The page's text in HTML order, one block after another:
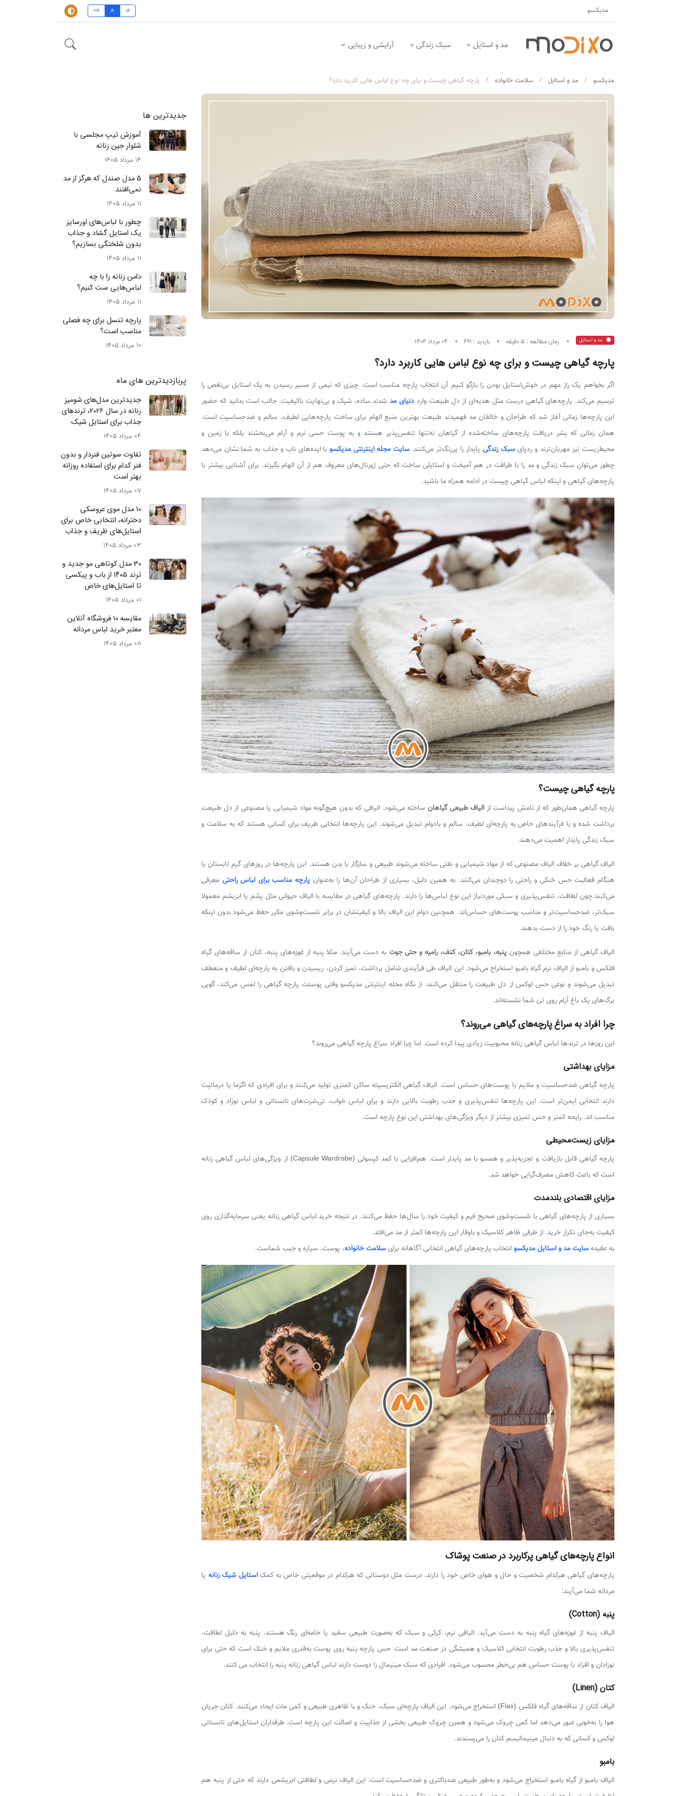
مدیکسو A-
A
A+
مد و استایل سبک زندگی آرایشی و زیبایی
مدیکسو مد و استایل سلامت خانواده پارچه گیاهی چیست و برای چه نوع لباس هایی کاربرد دارد؟
مد و استایل زمان مطالعه : 5 دقیقه بازدید : 691
پارچه گیاهی چیست و برای چه نوع لباس هایی کاربرد دارد؟
اگر بخواهم یک راز مهم در خوش‌استایل بودن را بازگو کنیم آن انتخاب پارچه مناسب است. چیزی که نیمی از مسیر رسیدن به یک استایل بی‌نقص را
ترسیم می‌کند. پارچه‌های گیاهی درست مثل هدیه‌ای از دل طبیعت وارد دنیای مدشدند.ساده، شیک و بی‌نهایت باکیفیت. جالب است بدانید که حضور
این پارچه‌ها زمانی آغاز شد که طراحان و خالقان مد فهمیدند طبیعت بهترین منبع الهام برای ساخت پارچه‌هایی لطیف، سالم و ضدحساسیت است.
همان زمانی که بشر دریافت پارچه‌های ساخته‌شده از گیاهان نه‌تنها تنفس‌پذیر هستند و به پوست حسی نرم و آرام می‌بخشند بلکه با زمین و
محیط‌زیست نیز مهربان‌ترند و ردپایسبک زندگیپایدار را پررنگ‌تر می‌کنند.سایت مجله اینترنتی مدیکسو با ایده‌های ناب و جذاب به شما نشان می‌دهد
چطور می‌توان سبک زندگی و مد را با ظرافت در هم آمیخت و استایلی ساخت که حتی ژورنال‌های معروف هم از آن الهام بگیرند. برای آشنایی بیشتر با
پارچه‌های گیاهی و اینکه لباس گیاهی چیست در ادامه همراه ما باشید.
پارچه گیاهی چیست؟
پارچه گیاهی همان‌طور که از نامش پیداست از الیاف طبیعی گیاهان ساخته می‌شود. الیافی که بدون هیچ‌گونه مواد شیمیایی یا مصنوعی از دل طبیعت
برداشت شده و با فرآیندهای خاص به پارچه‌ای لطیف، سالم و بادوام تبدیل می‌شوند. این پارچه‌ها انتخابی ظریف برای کسانی هستند که به سلامت و
سبک زندگی پایدار اهمیت می‌دهند.
الیاف گیاهی بر خلاف الیاف مصنوعی که از مواد شیمیایی و نفتی ساخته می‌شوند طبیعی و سازگار با بدن هستند. این پارچه‌ها در روزهای گرم تابستان یا
هنگام فعالیت حس خنکی و راحتی را دوچندان می‌کنند. به همین دلیل، بسیاری از طراحان آن‌ها را به‌عنوان پارچه مناسب برای لباس راحتی معرفی
می‌کنند.چون لطافت، تنفس‌پذیری و سبکی موردنیاز این نوع لباس‌ها را دارند. پارچه‌های گیاهی در مقایسه با الیاف حیوانی مثل پشم یا ابریشم معمولا
سبک‌تر، ضدحساسیت‌تر و مناسب پوست‌های حساس‌اند. همچنین دوام این الیاف بالا و کیفیتشان در برابر شست‌وشوی مکرر حفظ می‌شود بدون اینکه
بافت یا رنگ خود را از دست بدهند.
الیاف گیاهی از منابع مختلفی همچون پنبه، بامبو، کتان، کنف، رامیه و حتی جوت به دست می‌آیند. مثلا پنبه از غوزه‌های پنبه، کتان از ساقه‌های گیاه
فلکس و بامبو از الیاف نرم گیاه بامبو استخراج می‌شود. این الیاف طی فرآیندی شامل برداشت، تمیز کردن، ریسیدن و بافتن به پارچه‌ای لطیف و منعطف
تبدیل می‌شوند و نوعی حس لوکس از دل طبیعت را منتقل می‌کنند. از نگاه مجله اینترنتی مدیکسو وقتی پوستت پارچه گیاهی را لمس می‌کند، گویی
برگ‌های یک باغ آرام روی تن شما نشسته‌اند.
چرا افراد به سراغ پارچه‌های گیاهی می‌روند؟
این روزها در ترندها لباس گیاهی زنانه محبوبیت زیادی پیدا کرده است. اما چرا افراد سراغ پارچه گیاهی می‌روند؟
مزایای بهداشتی
پارچه گیاهی ضد‌حساسیت و ملایم با پوست‌های حساس است. الیاف گیاهی الکتریسیته ساکن کمتری تولید می‌کنند و برای افرادی که اگزما یا درماتیت
دارند انتخابی ایمن‌تر است. این پارچه‌ها تنفس‌پذیری و جذب رطوبت بالایی دارند و برای لباس خواب، تی‌شرت‌های تابستانی و لباس نوزاد و کودک
مناسب اند. رایحه کمتر و حس تمیزی بیشتر از دیگر ویژگی‌های بهداشتی این نوع پارچه است.
مزایای زیست‌محیطی
پارچه گیاهی قابل بازیافت و تجزیه‌پذیر و همسو با مد پایدار است. هم‌افزایی با کمد کپسولی (Capsule Wardrobe) از ویژگی‌های لباس گیاهی زنانه
است که باعث کاهش مصرف‌گرایی خواهد شد.
مزایای اقتصادی بلندمدت
بسیاری از پارچه‌های گیاهی با شست‌وشوی صحیح فرم و کیفیت خود را سال‌ها حفظ می‌کنند. در نتیجه خرید لباس گیاهی زنانه یعنی سرمایه‌گذاری روی
کیفیت به‌جای تکرار خرید. از طرفی ظاهر کلاسیک و باوقار این پارچه‌ها کمتر از مد می‌افتد.
به عقیدهسایت مد و استایل مدیکسو انتخاب پارچه‌های گیاهی انتخابی آگاهانه برایسلامت خانواده، پوست، سیاره و جیب شماست.
انواع پارچه‌های گیاهی پرکاربرد در صنعت پوشاک
پارچه‌های گیاهی هرکدام شخصیت و حال و هوای خاص خود را دارند. درست مثل دوستانی که هرکدام در موقعیتی خاص به کمکاستایل شیک زنانه یا
مردانه شما می‌آیند:
پنبه (Cotton)
الیاف پنبه از غوزه‌های گیاه پنبه به دست می‌آید. الیافی نرم، کرکی و سبک که به‌صورت طبیعی سفید یا خامه‌ای رنگ هستند. پنبه به دلیل لطافت،
تنفس‌پذیری بالا و جذب رطوبت انتخابی کلاسیک و همیشگی در صنعت مد است. حس پارچه پنبه روی پوست به‌قدری ملایم و خنک است که حتی برای
نوزادان و افراد با پوست حساس هم بی‌خطر محسوب می‌شود. افرادی که سبک مینیمال را دوست دارند لباس گیاهی زنانه پنبه را انتخاب می کنند.
کتان (Linen)
الیاف کتان از ساقه‌های گیاه فلکس (Flax) استخراج می‌شود. این الیاف پارچه‌ای سبک، خنک و با ظاهری طبیعی و کمی مات ایجاد می‌کنند. کتان جریان
هوا را به‌خوبی عبور می‌دهد اما کمی چروک می‌شود و همین چروک طبیعی بخشی از جذابیت و اصالت این پارچه است. طرفداران استایل‌های تابستانی
لوکس و کسانی که به دنبال مینیمالیسم کتان را می‌پسندند.
بامبو
الیاف بامبو از گیاه بامبو استخراج می‌شود و به‌طور طبیعی ضدباکتری و ضدحساسیت است. این الیاف نرمی و لطافتی ابریشمی دارند که حتی از پنبه هم
جدیدترین ها
آموزش تیپ مجلسی با
شلوار جین زنانه
14 مرداد 1405
5 مدل صندل که هرگز از مد
نمی‌افتند
11 مرداد 1405
چطور با لباس‌های اورسایز
یک استایل گشاد و جذاب
بدون شلختگی بسازیم؟
11 مرداد 1405
دامن زنانه را با چه
لباس‌هایی ست کنیم؟
11 مرداد 1405
پارچه تنسل برای چه فصلی
مناسب است؟
10 مرداد 1405
پربازدیدترین های ماه
جدیدترین مدل‌های شومیز
زنانه در سال 2026، ترندهای
جذاب برای استایل شیک
04 مرداد 1405
تفاوت سوتین فنردار و بدون
فنر کدام برای استفاده روزانه
بهتر است
07 مرداد 1405
10 مدل موی عروسکی
دخترانه، انتخابی خاص برای
استایل‌های ظریف و جذاب
03 مرداد 1405
30 مدل کوتاهی مو جدید و
ترند ۱۴۰۵ از باب و پیکسی
تا استایل‌های خاص
01 مرداد 1405
مقایسه ۱۰ فروشگاه آنلاین
معتبر خرید لباس مردانه
08 مرداد 1405